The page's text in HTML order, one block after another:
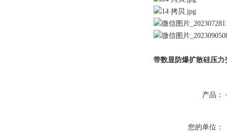
带数显防爆扩散硅压力
产品：
您的单位：